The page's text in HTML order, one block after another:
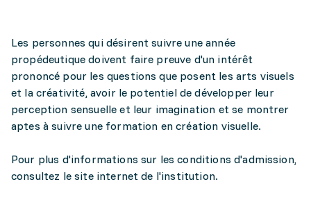
Les personnes qui désirent suivre une année
propédeutique doivent faire preuve d'un intérêt
prononcé pour les questions que posent les arts visuels
et la créativité, avoir le potentiel de développer leur
perception sensuelle et leur imagination et se montrer
aptes à suivre une formation en création visuelle.
Pour plus d'informations sur les conditions d'admission,
consultez le site internet de l'institution.